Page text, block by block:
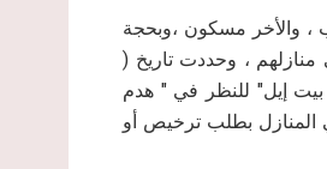
والتشطيب ، والأخر مسكون ،وبحجة
، وحددت تاريخ (
" بيت إيل" للنظر في " هدم
المنازل بطلب ترخيص أو